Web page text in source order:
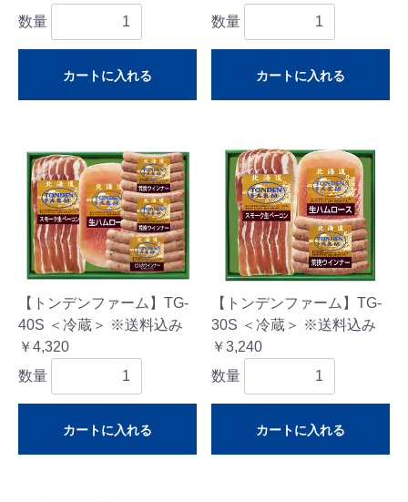
数量
カートに入れる
数量
カートに入れる
【トンデンファーム】TG-
40S ＜冷蔵＞ ※送料込み
￥4,320
数量
カートに入れる
【トンデンファーム】TG-
30S ＜冷蔵＞ ※送料込み
￥3,240
数量
カートに入れる